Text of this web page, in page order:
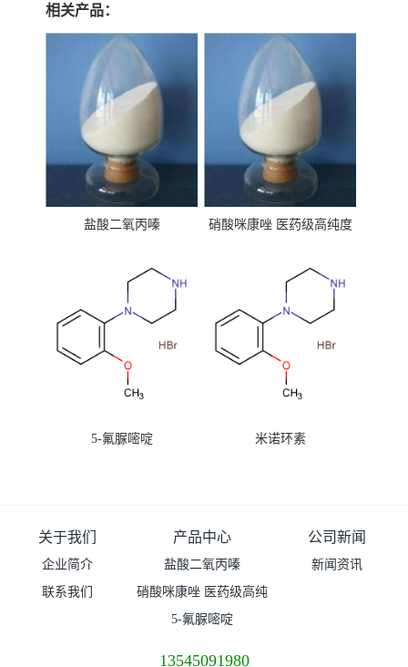
相关产品：
盐酸二氧丙嗪
硝酸咪康唑 医药级高纯度
5-氟脲嘧啶 米诺环素
关于我们
企业简介
联系我们
产品中心
盐酸二氧丙嗪
硝酸咪康唑 医药级高纯
度99%原粉
5-氟脲嘧啶
公司新闻
新闻资讯
13545091980